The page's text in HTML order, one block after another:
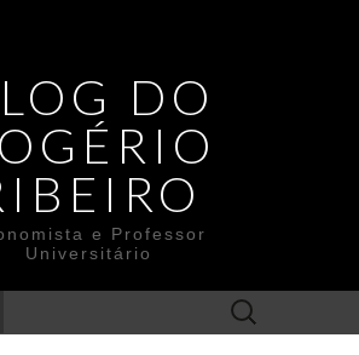
DO
e Professor
Universitário
Search
for: